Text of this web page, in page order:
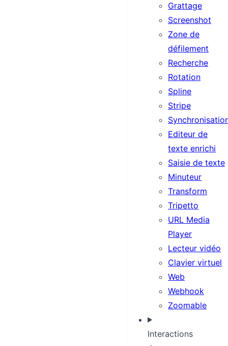
Grattage
Screenshot
Zone de
défilement
Recherche
Rotation
Spline
Stripe
Editeur de
texte enrichi
Saisie de texte
Minuteur
Transform
Tripetto
URL Media
Player
Lecteur vidéo
Clavier virtuel
Web
Webhook
Zoomable
Interactions